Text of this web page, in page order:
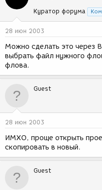
Куратор форума
28 июн 2003
Можно сделать это через
выбрать файл нужного
флова.
Guest
28 июн 2003
ИМХО, проще открыть
скопировать в новый.
Guest